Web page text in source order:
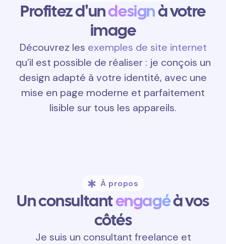
Profitez d'undesignà votre
image
Découvrez les exemples de site internet
qu’il est possible de réaliser : je conçois un
design adapté à votre identité, avec une
mise en page moderne et parfaitement
lisible sur tous les appareils.
À propos
Un consultantengagéà vos
côtés
Je suis un consultant freelance et